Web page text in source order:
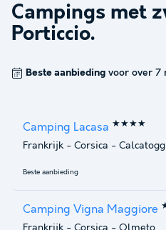
Campings met
Porticcio.
Beste aanbieding voor over 7
Camping Lacasa ★★★★
Frankrijk - Corsica -
Beste aanbieding
Camping Vigna Maggiore